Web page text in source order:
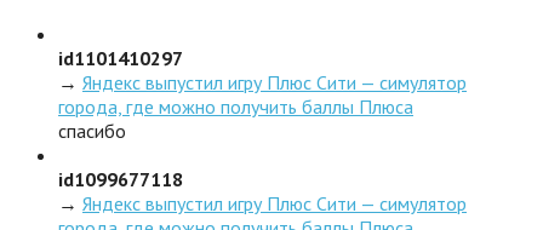
id1101410297
→ Яндекс выпустил игру Плюс Сити — симулятор
города, где можно получить баллы Плюса
спасибо
id1099677118
→ Яндекс выпустил игру Плюс Сити — симулятор